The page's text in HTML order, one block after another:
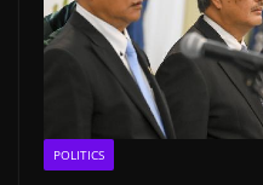
POLITICS